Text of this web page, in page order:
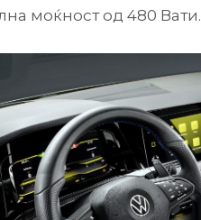
моќност од 480 Вати.